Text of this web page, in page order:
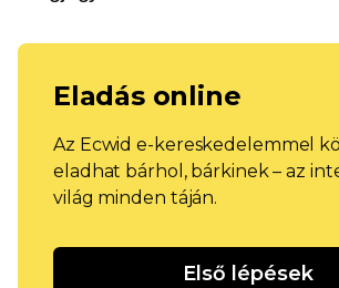
Eladás online
Az Ecwid e-kereskedelemmel
eladhat bárhol, bárkinek – az
világ minden táján.
Első lépések